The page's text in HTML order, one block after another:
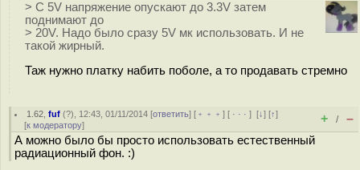
> С 5V напряжение опускают до 3.3V затем
поднимают до
> 20V. Надо было сразу 5V мк использовать. И не
такой жирный.
Таж нужно платку набить поболе, а то продавать стремно
1.62 ,fuf (?), 12:43, 01/11/2014 [ответить] [ ﹢﹢﹢] [ · · ·][↓] [↑]
[к модератору] + / –
А можно было бы просто использовать естественный
радиационный фон. :)